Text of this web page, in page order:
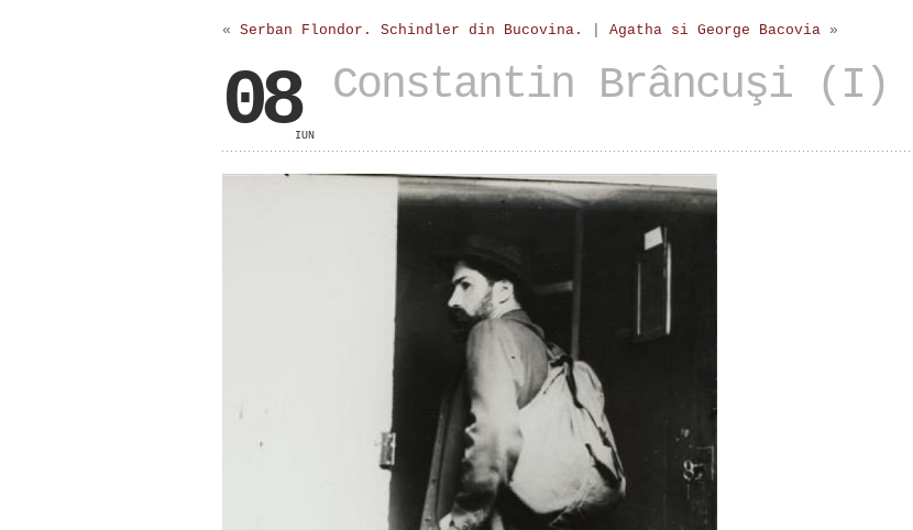
« Serban Flondor. Schindler din Bucovina. Agatha si George Bacovia »
08IUN
Constantin Brâncuşi (I)